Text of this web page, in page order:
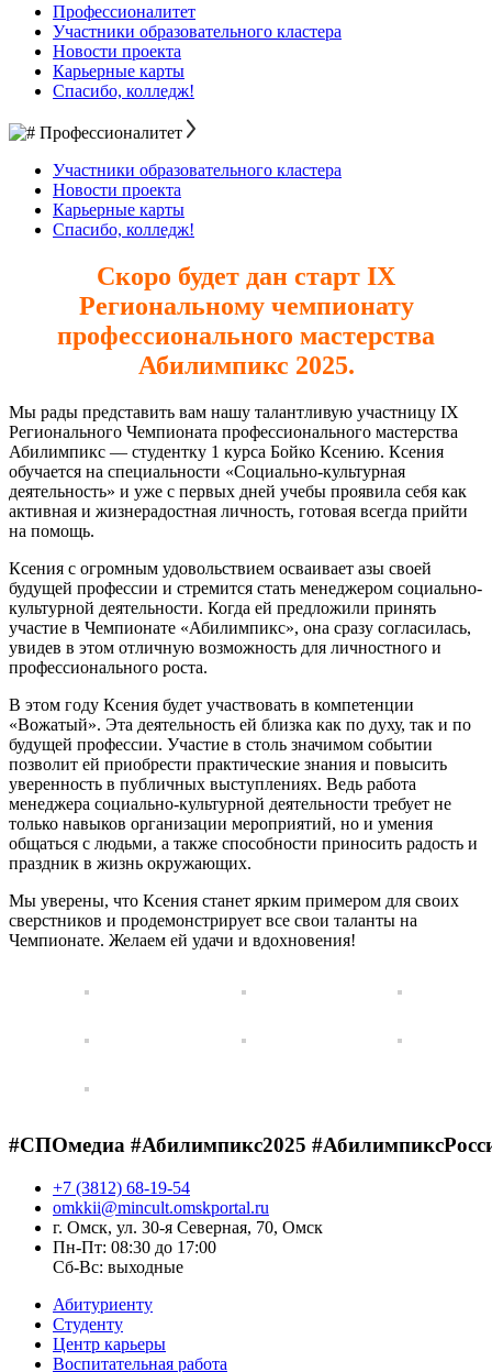
Профессионалитет
Участники образовательного кластера
Новости проекта
Карьерные карты
Спасибо, колледж!
Профессионалитет
Участники образовательного кластера
Новости проекта
Карьерные карты
Спасибо, колледж!
Скоро будет дан старт IХ
Региональному чемпионату
профессионального мастерства
Абилимпикс 2025.
Мы рады представить вам нашу талантливую участницу IХ
Регионального Чемпионата профессионального мастерства
Абилимпикс — студентку 1 курса Бойко Ксению. Ксения
обучается на специальности «Социально-культурная
деятельность» и уже с первых дней учебы проявила себя как
активная и жизнерадостная личность, готовая всегда прийти
на помощь.
Ксения с огромным удовольствием осваивает азы своей
будущей профессии и стремится стать менеджером социально-
культурной деятельности. Когда ей предложили принять
участие в Чемпионате «Абилимпикс», она сразу согласилась,
увидев в этом отличную возможность для личностного и
профессионального роста.
В этом году Ксения будет участвовать в компетенции
«Вожатый». Эта деятельность ей близка как по духу, так и по
будущей профессии. Участие в столь значимом событии
позволит ей приобрести практические знания и повысить
уверенность в публичных выступлениях. Ведь работа
менеджера социально-культурной деятельности требует не
только навыков организации мероприятий, но и умения
общаться с людьми, а также способности приносить радость и
праздник в жизнь окружающих.
Мы уверены, что Ксения станет ярким примером для своих
сверстников и продемонстрирует все свои таланты на
Чемпионате. Желаем ей удачи и вдохновения!
#СПОмедиа #Абилимпикс2025
+7 (3812) 68-19-54
omkkii@mincult.omskportal.ru
г. Омск, ул. 30-я Северная, 70, Омск
Пн-Пт: 08:30 до 17:00
Сб-Вс: выходные
Абитуриенту
Студенту
Центр карьеры
Воспитательная работа